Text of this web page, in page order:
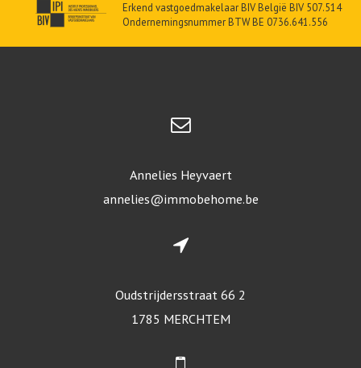
Erkend vastgoedmakelaar BIV België BIV 507.514
Ondernemingsnummer BTW BE 0736.641.556
Annelies Heyvaert
annelies@immobehome.be
Oudstrijdersstraat 66 2
1785 MERCHTEM